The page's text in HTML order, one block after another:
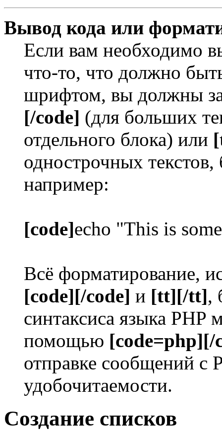
Вывод кода или
Если вам необходимо
что-то, что должно
шрифтом, вы должны
[/code] (для больших
отдельного блока) или
однострочных текстов,
например:
[code]echo "This is
Всё форматирование,
[code][/code] и [tt][/tt],
синтаксиса языка PHP
помощью [code=php][/
отправке сообщений с
удобочитаемости.
Создание списков